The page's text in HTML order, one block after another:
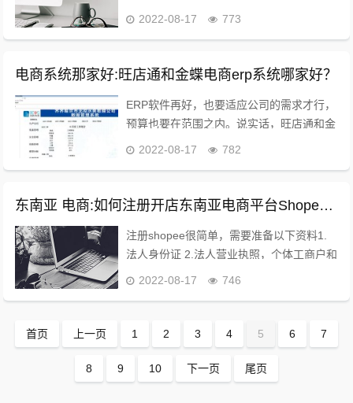
产业链...
2022-08-17 773
电商系统那家好:旺店通和金蝶电商erp系统哪家好？
ERP软件再好，也要适应公司的需求才行，
预算也要在范围之内。说实话，旺店通和金
比如...
2022-08-17 782
东南亚 电商:如何注册开店东南亚电商平台Shopee？
注册shopee很简单，需要准备以下资料1.
法人身份证 2.法人营业执照，个体工商户和
2022-08-17 746
首页 上一页 1 2 3 4 5 6 7
8 9 10 下一页 尾页